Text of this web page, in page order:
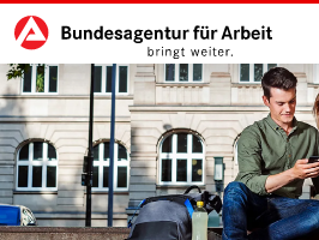
zu den Hauptinhalten springen
Hauptnavigation